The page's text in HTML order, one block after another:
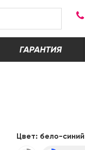
ГАРАНТИЯ
Цвет: бело-синий